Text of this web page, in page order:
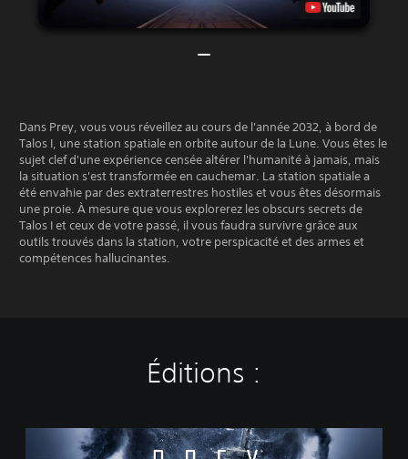
Dans Prey, vous vous réveillez au cours de l'année 2032, à bord de
Talos I, une station spatiale en orbite autour de la Lune. Vous êtes le
sujet clef d'une expérience censée altérer l'humanité à jamais, mais
la situation s'est transformée en cauchemar. La station spatiale a
été envahie par des extraterrestres hostiles et vous êtes désormais
une proie. À mesure que vous explorerez les obscurs secrets de
Talos I et ceux de votre passé, il vous faudra survivre grâce aux
outils trouvés dans la station, votre perspicacité et des armes et
compétences hallucinantes.
Éditions :